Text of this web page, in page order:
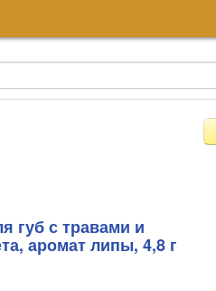
губ с травами и
аромат липы, 4,8 г